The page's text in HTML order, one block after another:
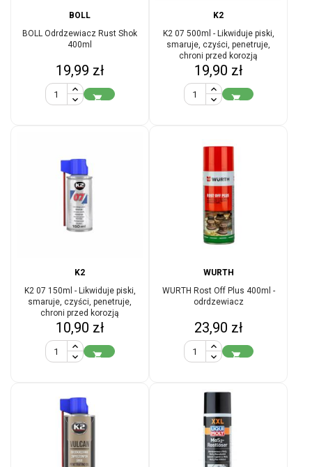
BOLL
BOLL Odrdzewiacz Rust Shok
400ml
Cena
19,99 zł

K2
K2 07 500ml - Likwiduje piski,
smaruje, czyści, penetruje,
chroni przed korozją
Cena
19,90 zł

K2
K2 07 150ml - Likwiduje piski,
smaruje, czyści, penetruje,
chroni przed korozją
Cena
10,90 zł

WURTH
WURTH Rost Off Plus 400ml -
odrdzewiacz
Cena
23,90 zł
